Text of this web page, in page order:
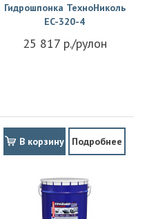
Гидрошпонка ТехноНиколь
EC-320-4
25 817 р./рулон
В корзину Подробнее